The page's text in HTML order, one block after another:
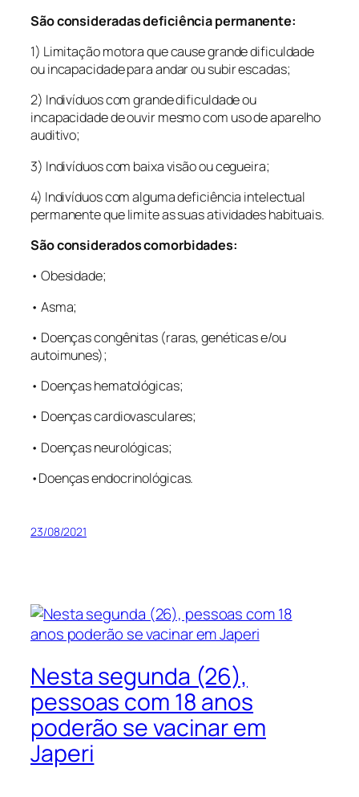
São consideradas deficiência permanente:
1) Limitação motora que cause grande dificuldade
ou incapacidade para andar ou subir escadas;
2) Indivíduos com grande dificuldade ou
incapacidade de ouvir mesmo com uso de aparelho
auditivo;
3) Indivíduos com baixa visão ou cegueira;
4) Indivíduos com alguma deficiência intelectual
permanente que limite as suas atividades habituais.
São considerados comorbidades:
• Obesidade;
• Asma;
• Doenças congênitas (raras, genéticas e/ou
autoimunes);
• Doenças hematológicas;
• Doenças cardiovasculares;
• Doenças neurológicas;
•Doenças endocrinológicas.
23/08/2021
Nesta segunda (26),
pessoas com 18 anos
poderão se vacinar em
Japeri